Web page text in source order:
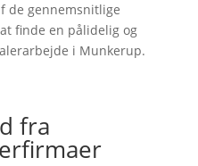
de gennemsnitlige
finde en pålidelig og
i Munkerup.
fra